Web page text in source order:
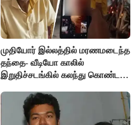
முதியோர் இல்லத்தில் மரணமடைந்த
தந்தை- வீடியோ காலில்
இறுதிச்சடங்கில் கலந்து கொண்ட